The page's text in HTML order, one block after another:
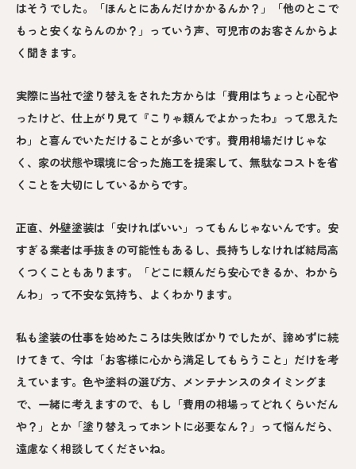
はそうでした。「ほんとにあんだけかかるんか？」「他のとこで
もっと安くならんのか？」っていう声、可児市のお客さんからよ
く聞きます。
実際に当社で塗り替えをされた方からは「費用はちょっと心配や
ったけど、仕上がり見て『こりゃ頼んでよかったわ』って思えた
わ」と喜んでいただけることが多いです。費用相場だけじゃな
く、家の状態や環境に合った施工を提案して、無駄なコストを省
くことを大切にしているからです。
正直、外壁塗装は「安ければいい」ってもんじゃないんです。安
すぎる業者は手抜きの可能性もあるし、長持ちしなければ結局高
くつくこともあります。「どこに頼んだら安心できるか、わから
んわ」って不安な気持ち、よくわかります。
私も塗装の仕事を始めたころは失敗ばかりでしたが、諦めずに続
けてきて、今は「お客様に心から満足してもらうこと」だけを考
えています。色や塗料の選び方、メンテナンスのタイミングま
で、一緒に考えますので、もし「費用の相場ってどれくらいだん
や？」とか「塗り替えってホントに必要なん？」って悩んだら、
遠慮なく相談してくださいね。